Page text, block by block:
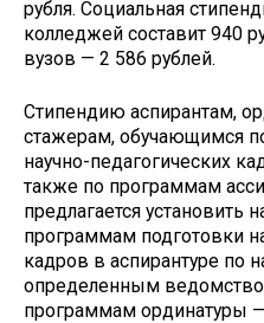
рубля. Социальная
колледжей составит 940
вузов — 2 586 рублей.
Стипендию аспирантам,
стажерам, обучающимся
научно-педагогических
также по программам
предлагается установить
программам подготовки
кадров в аспирантуре по
определенным
программам ординатуры —